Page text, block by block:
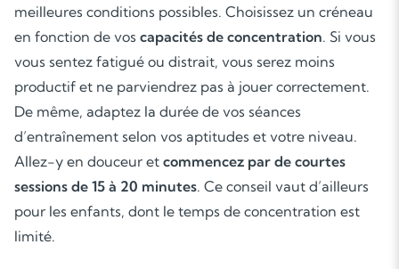
meilleures conditions possibles. Choisissez un créneau
en fonction de vos capacités de concentration. Si vous
vous sentez fatigué ou distrait, vous serez moins
productif et ne parviendrez pas à jouer correctement.
De même, adaptez la durée de vos séances
d’entraînement selon vos aptitudes et votre niveau.
Allez-y en douceur et commencez par de courtes
sessions de 15 à 20 minutes. Ce conseil vaut d’ailleurs
pour les enfants, dont le temps de concentration est
limité.
Les deux